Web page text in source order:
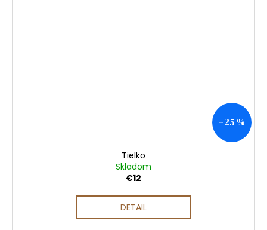
–25 %
Tielko
Skladom
€12
DETAIL